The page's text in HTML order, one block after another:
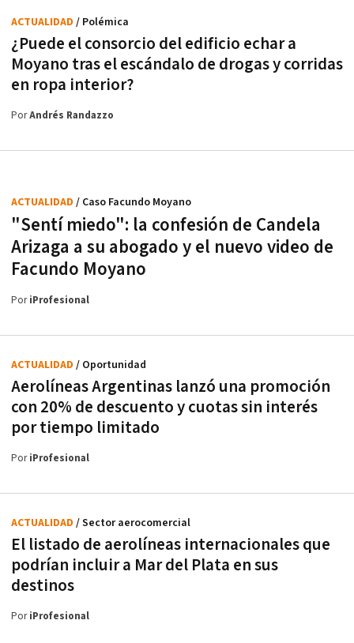
¿Puede el consorcio del edificio echar a
Moyano tras el escándalo de drogas y corridas
en ropa interior?
ACTUALIDAD / Polémica
PorAndrés Randazzo
"Sentí miedo": la confesión de Candela
Arizaga a su abogado y el nuevo video de
Facundo Moyano
ACTUALIDAD / Caso Facundo Moyano
PoriProfesional
Aerolíneas Argentinas lanzó una promoción
con 20% de descuento y cuotas sin interés
por tiempo limitado
ACTUALIDAD / Oportunidad
PoriProfesional
El listado de aerolíneas internacionales que
podrían incluir a Mar del Plata en sus
destinos
ACTUALIDAD / Sector aerocomercial
PoriProfesional